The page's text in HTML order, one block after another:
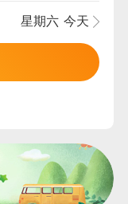
星期六 今天